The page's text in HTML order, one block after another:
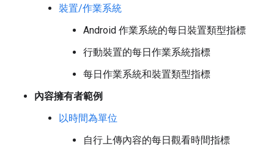
裝置/作業系統
Android 作業系統的每日裝置類型指標
行動裝置的每日作業系統指標
每日作業系統和裝置類型指標
內容擁有者範例
以時間為單位
自行上傳內容的每日觀看時間指標